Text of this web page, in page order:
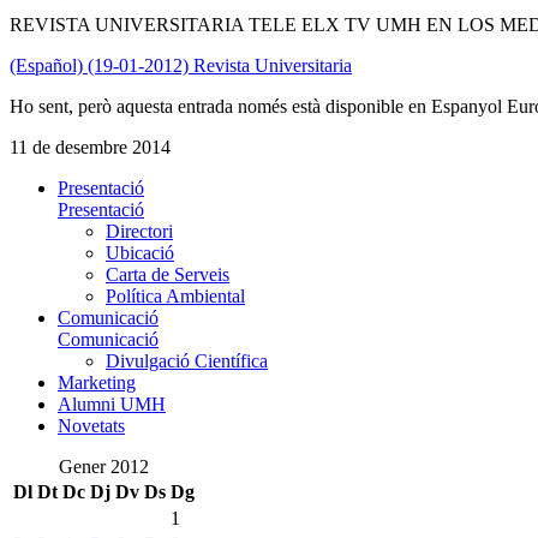
REVISTA UNIVERSITARIA TELE ELX TV UMH EN LOS
(Español) (19-01-2012) Revista Universitaria
Ho sent, però aquesta entrada només està disponible en Espanyol
11 de desembre 2014
Presentació
Presentació
Directori
Ubicació
Carta de Serveis
Política Ambiental
Comunicació
Comunicació
Divulgació Científica
Marketing
Alumni UMH
Novetats
Gener 2012
Dl Dt Dc Dj Dv Ds Dg
1